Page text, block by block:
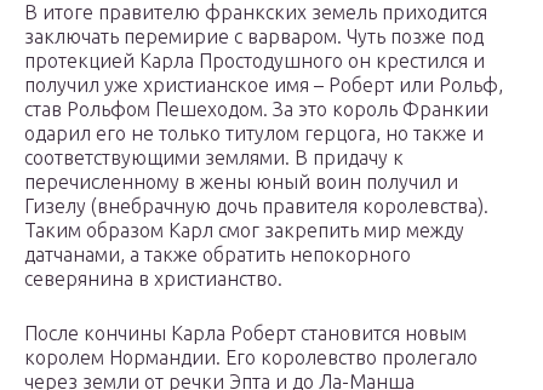
В итоге правителю франкских земель приходится
заключать перемирие с варваром. Чуть позже под
протекцией Карла Простодушного он крестился и
получил уже христианское имя – Роберт или Рольф,
став Рольфом Пешеходом. За это король Франкии
одарил его не только титулом герцога, но также и
соответствующими землями. В придачу к
перечисленному в жены юный воин получил и
Гизелу (внебрачную дочь правителя королевства).
Таким образом Карл смог закрепить мир между
датчанами, а также обратить непокорного
северянина в христианство.
После кончины Карла Роберт становится новым
королем Нормандии. Его королевство пролегало
через земли от речки Эпта и до Ла-Манша